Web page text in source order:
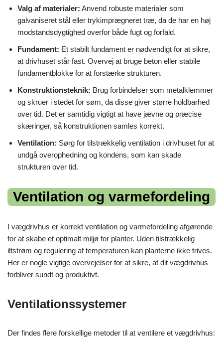
Valg af materialer: Anvend robuste materialer som
galvaniseret stål eller trykimprægneret træ, da de har en høj
modstandsdygtighed overfor både fugt og forfald.
Fundament: Et stabilt fundament er nødvendigt for at sikre,
at drivhuset står fast. Overvej at bruge beton eller stabile
fundamentblokke for at forstærke strukturen.
Konstruktionsteknik: Brug forbindelser som metalklemmer
og skruer i stedet for søm, da disse giver større holdbarhed
over tid. Det er samtidig vigtigt at have jævne og præcise
skæringer, så konstruktionen samles korrekt.
Ventilation: Sørg for tilstrækkelig ventilation i drivhuset for at
undgå overophedning og kondens, som kan skade
strukturen over tid.
Ventilation og varmefordeling
I vægdrivhus er korrekt ventilation og varmefordeling afgørende
for at skabe et optimalt miljø for planter. Uden tilstrækkelig
iltstrøm og regulering af temperaturen kan planterne ikke trives.
Her er nogle vigtige overvejelser for at sikre, at dit vægdrivhus
forbliver sundt og produktivt.
Ventilationssystemer
Der findes flere forskellige metoder til at ventilere et vægdrivhus: